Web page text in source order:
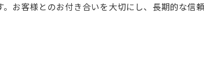
お客様とのお付き合いを大切にし、長期的な信